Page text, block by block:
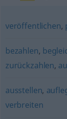
veröffentlichen,
bezahlen,
zurückzahlen,
ausstellen,
verbreiten